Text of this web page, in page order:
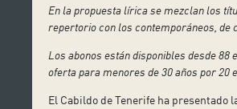
En la propuesta lírica se mezclan los
repertorio con los contemporáneos, de
Los abonos están disponibles desde 88
oferta para menores de 30 años por 20
El Cabildo de Tenerife ha presentado